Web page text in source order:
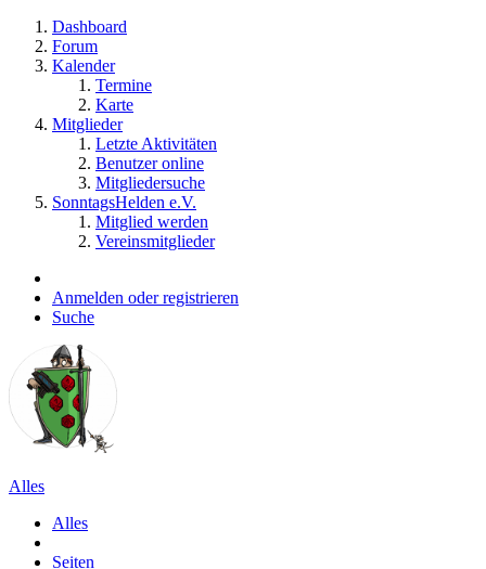
Dashboard
Forum
Kalender
Termine
Karte
Mitglieder
Letzte Aktivitäten
Benutzer online
Mitgliedersuche
SonntagsHelden e.V.
Mitglied werden
Vereinsmitglieder
Anmelden oder registrieren
Suche
Alles
Alles
Seiten